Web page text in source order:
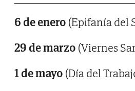
6 de enero (Epifanía del
29 de marzo (Viernes
1 de mayo (Día del